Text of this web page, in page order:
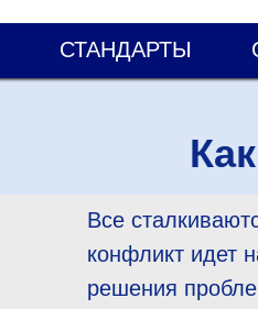
СТАНДАРТЫ
Все
конфликт идет
решения